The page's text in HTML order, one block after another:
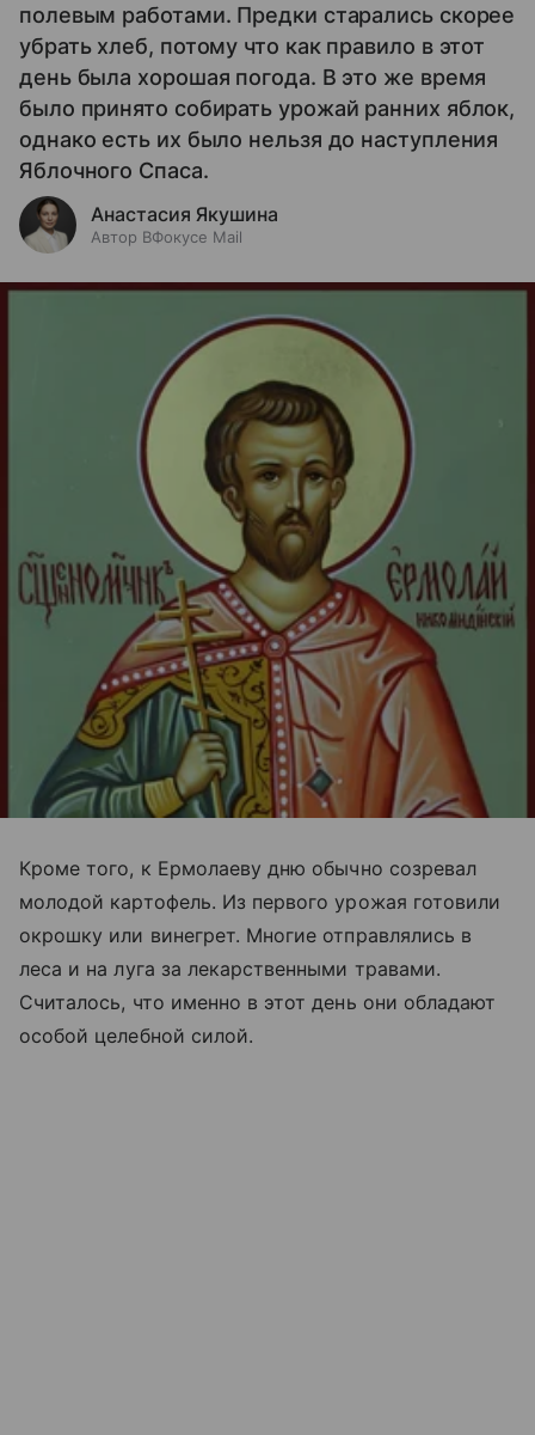
полевым работами. Предки старались скорее
убрать хлеб, потому что как правило в этот
день была хорошая погода. В это же время
было принято собирать урожай ранних яблок,
однако есть их было нельзя до наступления
Яблочного Спаса.
Анастасия Якушина
Автор ВФокусе Mail
Кроме того, к Ермолаеву дню обычно созревал
молодой картофель. Из первого урожая готовили
окрошку или винегрет. Многие отправлялись в
леса и на луга за лекарственными травами.
Считалось, что именно в этот день они обладают
особой целебной силой.